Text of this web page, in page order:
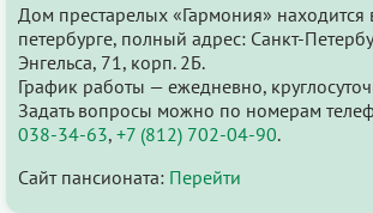
Дом престарелых «Гармония» находится
петербурге, полный адрес: Санкт-
Энгельса, 71, корп. 2Б.
График работы — ежедневно,
Задать вопросы можно по номерам
038-34-63, +7 (812) 702-04-90.
Сайт пансионата: Перейти